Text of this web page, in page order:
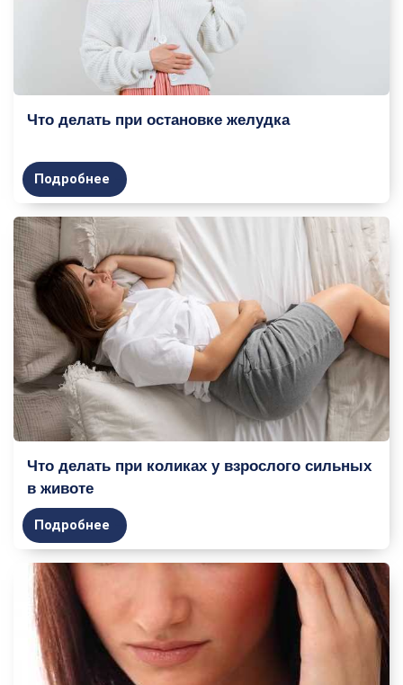
Что делать при остановке желудка
Подробнее
Что делать при коликах у взрослого сильных
в животе
Подробнее